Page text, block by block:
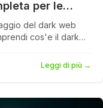
per le
del dark web
cos'e il dark
su Tor, siti di
e come costruire
Leggi di più →